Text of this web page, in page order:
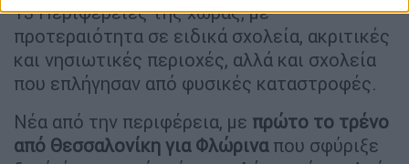
13 Περιφέρειες της χώρας, με
προτεραιότητα σε ειδικά σχολεία, ακριτικές
και νησιωτικές περιοχές, αλλά και σχολεία
που επλήγησαν από φυσικές καταστροφές.
Νέα από την περιφέρεια, με πρώτο το τρένο
από Θεσσαλονίκη για Φλώριναπου σφύριξε